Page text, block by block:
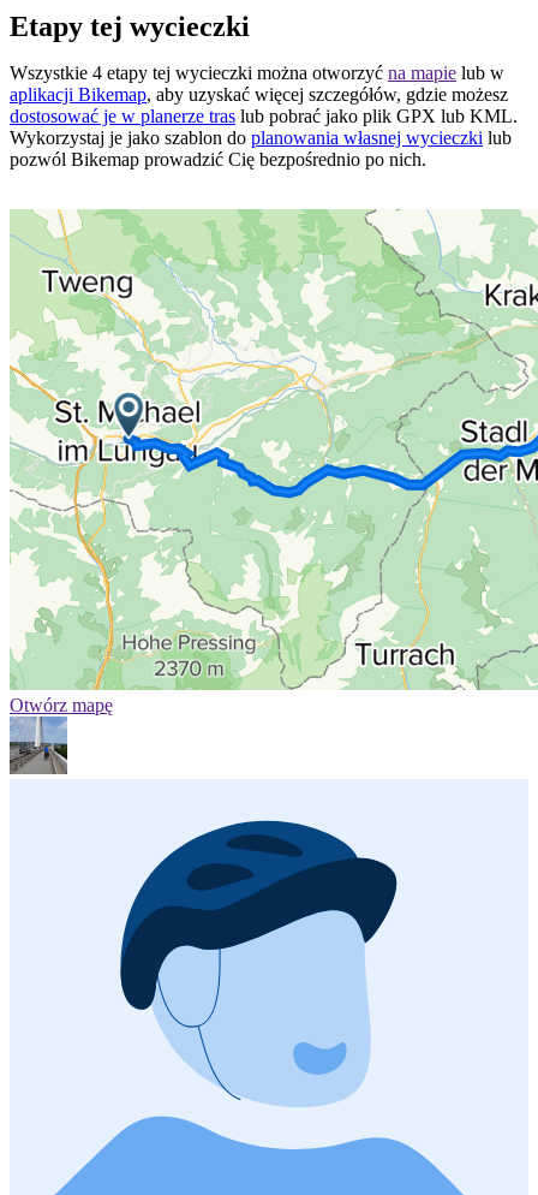
Etapy tej wycieczki
Wszystkie 4 etapy tej wycieczki można otworzyć na mapie lub w
aplikacji Bikemap, aby uzyskać więcej szczegółów, gdzie możesz
dostosować je w planerze tras lub pobrać jako plik GPX lub KML.
Wykorzystaj je jako szablon do planowania własnej wycieczki lub
pozwól Bikemap prowadzić Cię bezpośrednio po nich.
Otwórz mapę